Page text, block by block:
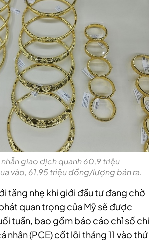
nhẫn giao dịch quanh 60,9 triệu
vào, 61,95 triệu đồng/lượng bán ra.
tăng nhẹ khi giới đầu tư đang chờ
quan trọng của Mỹ sẽ được
tuần, bao gồm báo cáo chỉ số chi
nhân (PCE) cốt lõi tháng 11 vào thứ